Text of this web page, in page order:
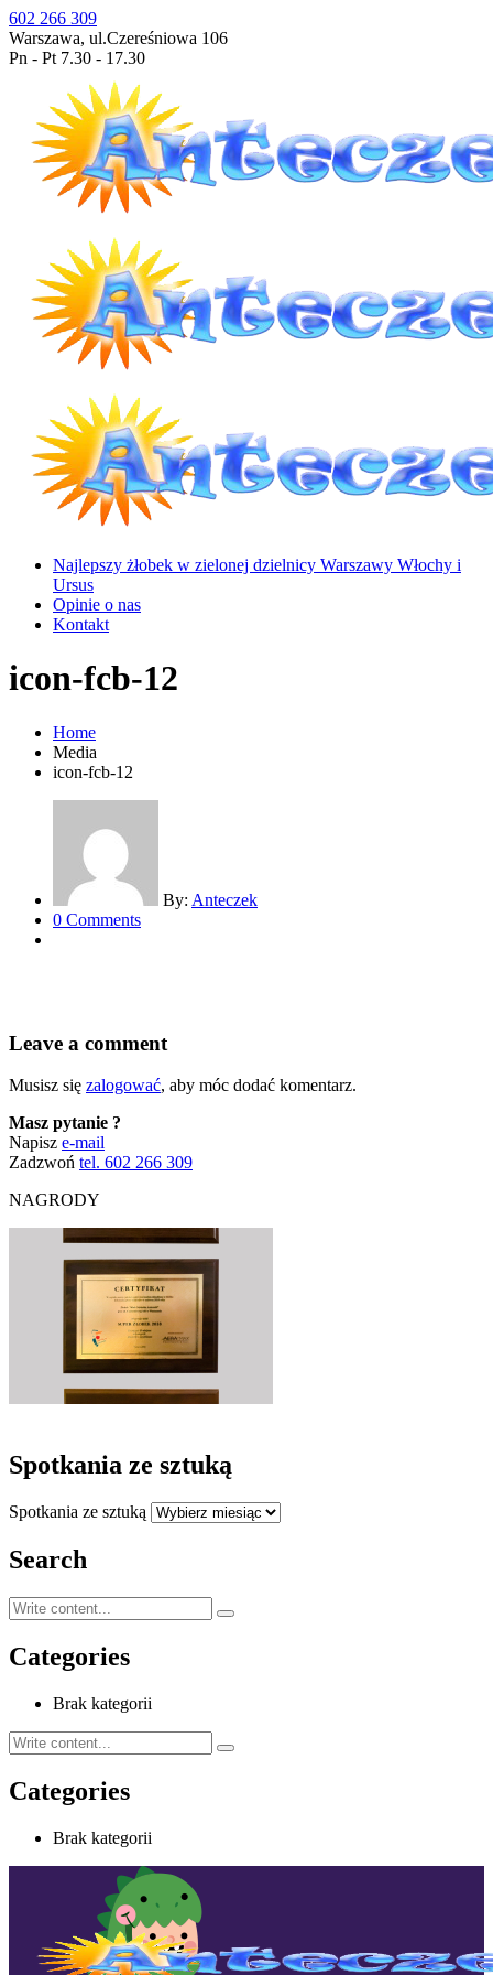
602 266 309
Warszawa, ul.Czereśniowa 106
Pn - Pt 7.30 - 17.30
Najlepszy żłobek w zielonej dzielnicy Warszawy Włochy i
Ursus
Opinie o nas
Kontakt
icon-fcb-12
Home
Media
icon-fcb-12
By: Anteczek
0 Comments
Leave a comment
Musisz się zalogować, aby móc dodać komentarz.
Masz pytanie ?
Napisz e-mail
Zadzwoń tel. 602 266 309
NAGRODY
Spotkania ze sztuką
Spotkania ze sztuką
Search
Categories
Brak kategorii
Categories
Brak kategorii